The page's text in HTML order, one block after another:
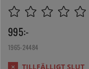
995:-
1965-24484